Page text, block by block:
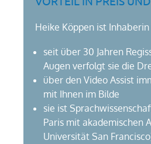
Heike Köppen ist
seit über 30 Jahren
Augen verfolgt sie die
über den Video Assist
mit Ihnen im Bilde
sie ist
Paris mit akademischen
Universität San